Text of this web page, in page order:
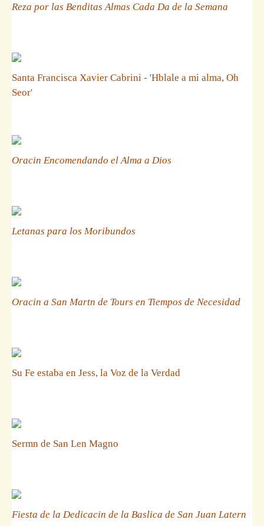
Reza por las Benditas Almas Cada Da de la Semana
Santa Francisca Xavier Cabrini - 'Hblale a mi alma, Oh
Seor'
Oracin Encomendando el Alma a Dios
Letanas para los Moribundos
Oracin a San Martn de Tours en Tiempos de Necesidad
Su Fe estaba en Jess, la Voz de la Verdad
Sermn de San Len Magno
Fiesta de la Dedicacin de la Baslica de San Juan Latern